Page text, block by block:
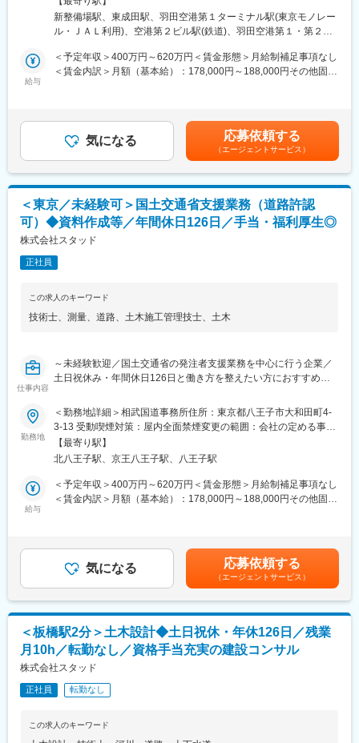
■社風：
同社には中途入社者が多数在籍しており、個人の能力を重視して
環境づくりに力を注いでいます。社員間のコミュニケーションも
活発に行える馴染みやすい環境や、自身のコミュニケーション能
建設コンサルタントの立場から、羽田空港内での施設保全に関す
るサポート業務をお任せします。羽田空港の安全・安心な運営に
寄与できる希少なお仕事です！
空港での業務は今後も永続的に続いていくため、転勤や異動は基
本ありません。弊社では3名が空港に常駐し勤務を行っています。
・調査設計及び、滑走路等工事の発注に関する資料の作成、照合
作業、現場条件の確認
■就業環境：
・年間休日126日、土日祝休みの完全週休二日制でプライベート
も充実！
・残業をしない前提で施工計画を立てて受注をしているため、残
業は月平均10時間程度と少なく、ワークライフバランスを保てま
・デスクワーク中心（8割～9割）で、体力や年齢に関わらず長く
続けられる環境です。
しています。退職金制度もございます。育休実績も豊富で、復帰
率は100％です。
土木施工管理資格で1万、RCCM3万、技術士5万など月々の資格
手当も充実です。
■社風：
在籍しており、性別や年齢に関わらず、アイディアや意見を発
信、交換ができる環境づくりに力を注いでいます。社員間のコミ
持管理を中心に、都市計画管理業務も展開しています。安定した
環境で、働きやすさとやりがいを両立できる職場です。
変更の範囲：会社の定める業務
事業所
新整備場駅、東成田駅、羽田空港第１ターミナル駅(東京モノレー
ル・ＪＡＬ利用)、空港第２ビル駅(鉄道)、羽田空港第１・第２タ
給与
＜予定年収＞400万円～620万円＜賃金形態＞月給制補足事項なし
＜賃金内訳＞月額（基本給）：178,000円～188,000円その他固定
む）＜昇給有無＞有＜残業手当＞有＜給与補足＞■昇給：1ヶ月あ
たり500円～10,000円（過去実績）■賞与：年2回※計3.5カ月（過
去実績）※別途資格手当（3,000円～50,000円）賃金はあくまでも
目安の金額であり、選考を通じて上下する可能性があります。月
給(月額)は固定手当を含めた表記です。
気になる 応募依頼する
（エージェントサービス）
＜東京／未経験可＞国土交通省支援業務（道路許認
可）◆資料作成等／年間休日126日／手当・福利厚生◎
株式会社スタッド
正社員
この求人のキーワード
技術士、 測量、 道路、 土木施工管理技士、 土木
仕事内容
～未経験歓迎／国土交通省の発注者支援業務を中心に行う企業／
土日祝休み・年間休日126日と働き方を整えたい方におすすめ／
建設コンサルタントとして事業を展開する当社において、発注者
（国土交通省）の立場で、審査や資料作成をお任せします。
■業務内容：
発注者支援・公物管理補助業務
国土交通省の出先機関での、発注者支援業務（道路許認可審査適
現地立会い等の技術的支援を行います。
・Excel、Word、PowerPointによる資料作成
■就業環境：
年間休日126日、出張・転勤無しと働きやすい環境が整っていま
す。国交省とのお取引が多く、残業しない前提で案件受注をする
方針が整っており働きやすい環境となっています。
■特徴：
でご評価いただき、着実な成長を遂げて参りました。私たちは社
内外問わず、人と人との絆に重きを置いたコンサルティングに取
勤務地
＜勤務地詳細＞相武国道事務所住所：東京都八王子市大和田町4-
3-13 受動喫煙対策：屋内全面禁煙変更の範囲：会社の定める事業
所【最寄り駅】
北八王子駅、京王八王子駅、八王子駅
給与
＜予定年収＞400万円～620万円＜賃金形態＞月給制補足事項なし
＜賃金内訳＞月額（基本給）：178,000円～188,000円その他固定
む）＜昇給有無＞有＜残業手当＞有＜給与補足＞■昇給：1ヶ月あ
たり500円～10,000円（過去実績）■賞与：年2回※計3.5カ月（過
去実績）賃金はあくまでも目安の金額であり、選考を通じて上下
する可能性があります。月給(月額)は固定手当を含めた表記です。
気になる 応募依頼する
（エージェントサービス）
＜板橋駅2分＞土木設計◆土日祝休・年休126日／残業
月10h／転勤なし／資格手当充実の建設コンサル
株式会社スタッド
正社員 転勤なし
この求人のキーワード